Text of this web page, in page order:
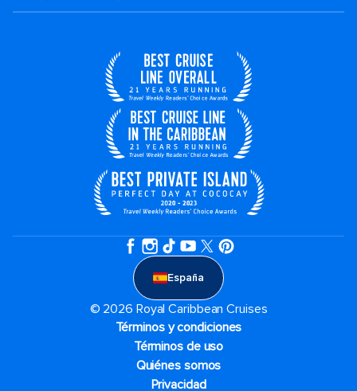
España
© 2026 Royal Caribbean Cruises
Términos y condiciones
Términos de uso
Quiénes somos
Privacidad